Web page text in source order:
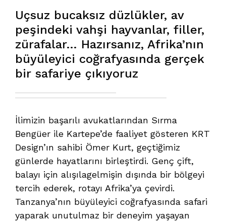
Uçsuz bucaksız düzlükler, av
peşindeki vahşi hayvanlar, filler,
zürafalar… Hazırsanız, Afrika’nın
büyüleyici coğrafyasında gerçek
bir safariye çıkıyoruz
İlimizin başarılı avukatlarından Sırma
Bengüer ile Kartepe’de faaliyet gösteren KRT
Design’ın sahibi Ömer Kurt, geçtiğimiz
günlerde hayatlarını birleştirdi. Genç çift,
balayı için alışılagelmişin dışında bir bölgeyi
tercih ederek, rotayı Afrika’ya çevirdi.
Tanzanya’nın büyüleyici coğrafyasında safari
yaparak unutulmaz bir deneyim yaşayan